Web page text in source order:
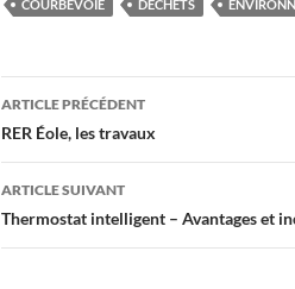
COURBEVOIE DÉCHETS
Navigation
des
articles
ARTICLE PRÉCÉDENT
RER Éole, les travaux
ARTICLE SUIVANT
Thermostat intelligent – Avantages et